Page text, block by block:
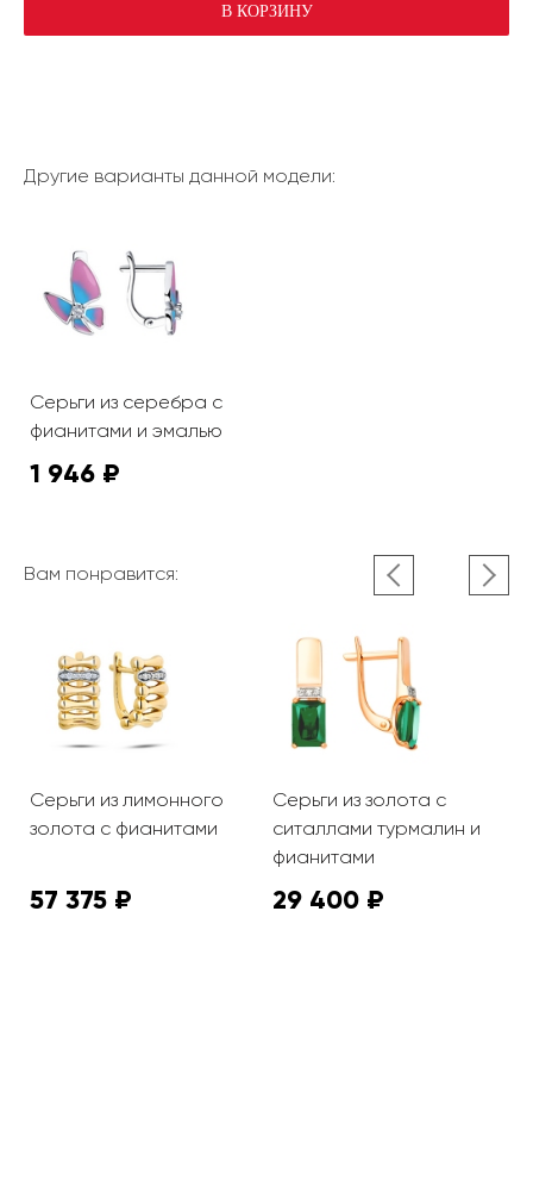
В КОРЗИНУ
Другие варианты данной модели:
Серьги из серебра с
фианитами и эмалью
1 946 ₽
Вам понравится:
Серьги из лимонного
золота с фианитами
57 375 ₽
Серьги из золота с
ситаллами турмалин и
фианитами
29 400 ₽